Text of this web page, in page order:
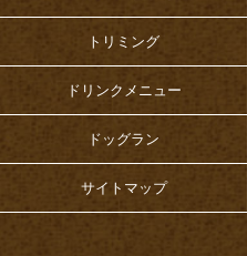
トリミング
ドリンクメニュー
ドッグラン
サイトマップ